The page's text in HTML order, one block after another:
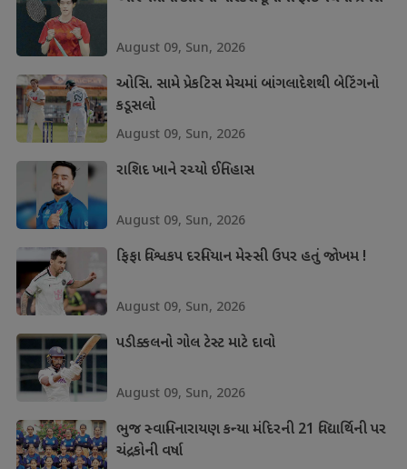
August 09, Sun, 2026
ઓસિ. સામે પ્રેકટિસ મેચમાં બાંગલાદેશથી બેટિંગનો
કડૂસલો
August 09, Sun, 2026
રાશિદ ખાને રચ્યો ઈતિહાસ
August 09, Sun, 2026
ફિફા વિશ્વકપ દરમિયાન મેસ્સી ઉપર હતું જોખમ !
August 09, Sun, 2026
પડીક્કલનો ગોલ ટેસ્ટ માટે દાવો
August 09, Sun, 2026
ભુજ સ્વામિનારાયણ કન્યા મંદિરની 21 વિદ્યાર્થિની પર
ચંદ્રકોની વર્ષા